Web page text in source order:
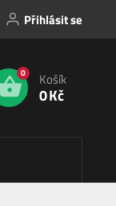
Přihlásit se
0 Košík
0 Kč